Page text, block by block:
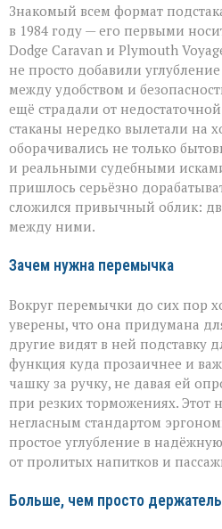
Знакомый всем формат
в 1984 году — его первыми
Dodge Caravan и Plymouth
не просто добавили
между удобством и
ещё страдали от
стаканы нередко вылетали на
оборачивались не только
и реальными судебными
пришлось серьёзно
сложился привычный облик:
между ними.
Зачем нужна перемычка
Вокруг перемычки до сих пор
уверены, что она придумана
другие видят в ней подставку
функция куда прозаичнее и
чашку за ручку, не давая ей
при резких торможениях. Этот
негласным стандартом
простое углубление в
от пролитых напитков и
Больше, чем просто держатель